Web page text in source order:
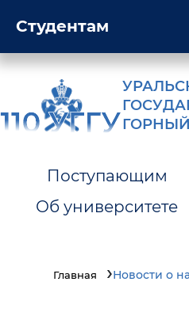
Студентам
Поступающим
Об университете
Главная Новости о